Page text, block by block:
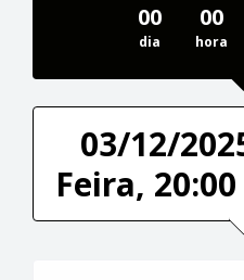
00
dia
00
hora
03/12/
Feira, 20:00